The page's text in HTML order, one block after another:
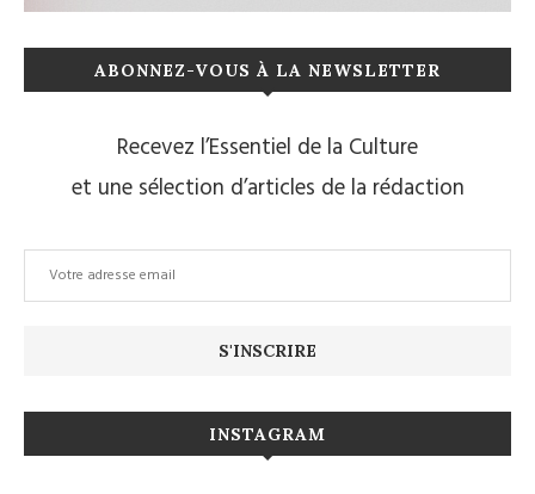
ABONNEZ-VOUS À LA NEWSLETTER
Recevez l’Essentiel de la Culture
et une sélection d’articles de la rédaction
INSTAGRAM